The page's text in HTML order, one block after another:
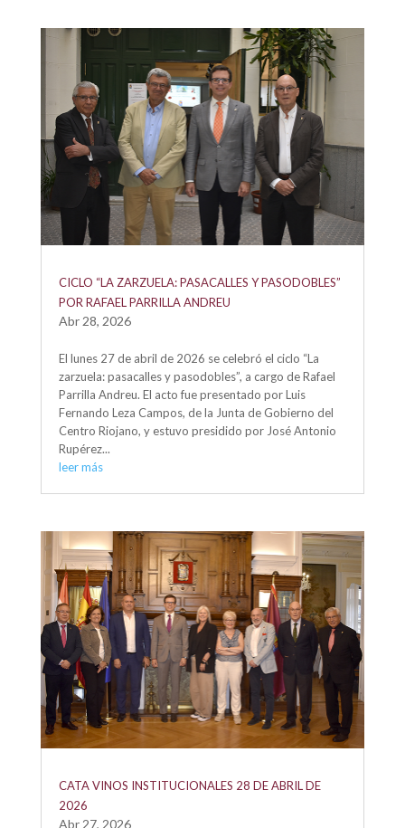
CICLO “LA ZARZUELA: PASACALLES Y PASODOBLES”
POR RAFAEL PARRILLA ANDREU
Abr 28, 2026
El lunes 27 de abril de 2026 se celebró el ciclo “La
zarzuela: pasacalles y pasodobles”, a cargo de Rafael
Parrilla Andreu. El acto fue presentado por Luis
Fernando Leza Campos, de la Junta de Gobierno del
Centro Riojano, y estuvo presidido por José Antonio
Rupérez...
leer más
CATA VINOS INSTITUCIONALES 28 DE ABRIL DE
2026
Abr 27, 2026